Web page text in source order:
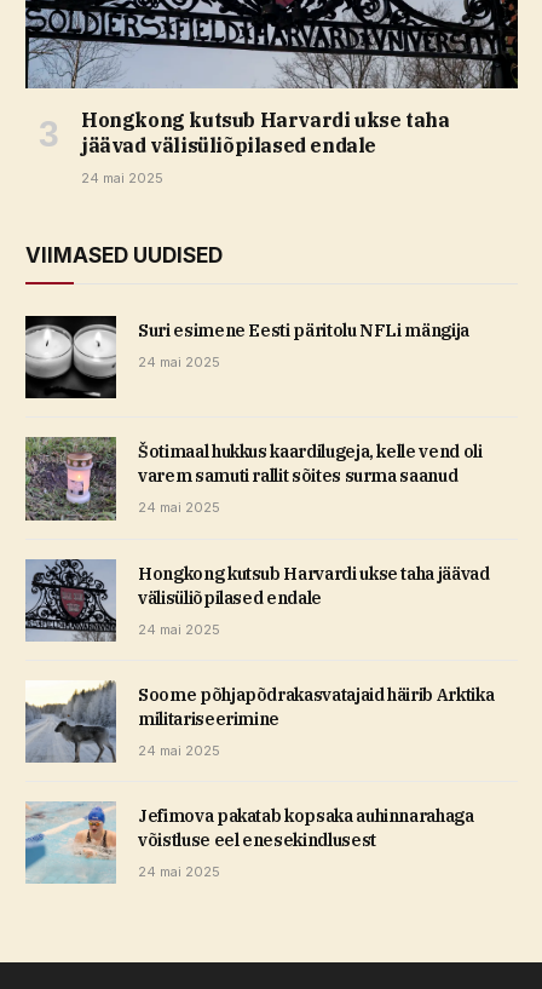
Hongkong kutsub Harvardi ukse taha
jäävad välisüliõpilased endale
24 mai 2025
VIIMASED UUDISED
Suri esimene Eesti päritolu NFLi mängija
24 mai 2025
Šotimaal hukkus kaardilugeja, kelle vend oli
varem samuti rallit sõites surma saanud
24 mai 2025
Hongkong kutsub Harvardi ukse taha jäävad
välisüliõpilased endale
24 mai 2025
Soome põhjapõdrakasvatajaid häirib Arktika
militariseerimine
24 mai 2025
Jefimova pakatab kopsaka auhinnarahaga
võistluse eel enesekindlusest
24 mai 2025